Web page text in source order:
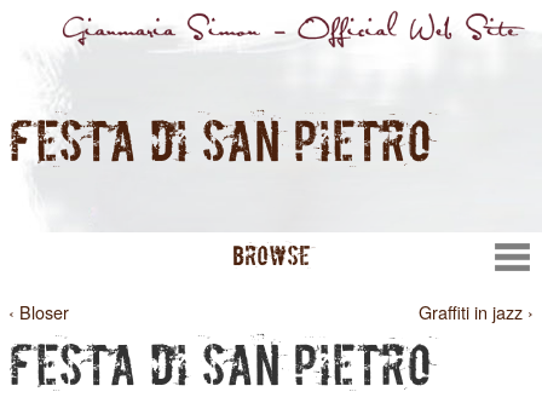
FESTA DI SAN PIETRO
BROWSE
‹ Bloser Graffiti in jazz ›
FESTA DI SAN PIETRO